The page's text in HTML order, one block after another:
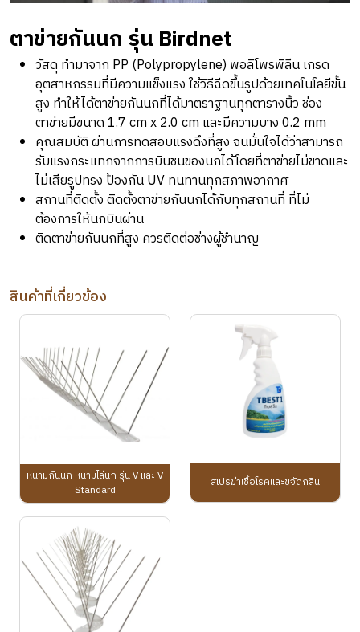
ตาข่ายกันนก รุ่น Birdnet
วัสดุ ทำมาจาก PP (Polypropylene) พอลิโพรพิลีน เกรด
อุตสาหกรรมที่มีความแข็งแรง ใช้วิธีฉีดขึ้นรูปด้วยเทคโนโลยีขั้น
สูง ทำให้ได้ตาข่ายกันนกที่ได้มาตราฐานทุกตารางนิ้ว ช่อง
ตาข่ายมีขนาด 1.7 cm x 2.0 cm และมีความบาง 0.2 mm
คุณสมบัติ ผ่านการทดสอบแรงดึงที่สูง จนมั่นใจได้ว่าสามารถ
รับแรงกระแทกจากการบินชนของนกได้โดยที่ตาข่ายไม่ขาดและ
ไม่เสียรูปทรง ป้องกัน UV ทนทานทุกสภาพอากาศ
สถานที่ติดตั้ง ติดตั้งตาข่ายกันนกได้กับทุกสถานที่ ที่ไม่
ต้องการให้นกบินผ่าน
ติดตาข่ายกันนกที่สูง ควรติดต่อช่างผู้ชำนาญ
สินค้าที่เกี่ยวข้อง
หนามกันนก หนามไล่นก รุ่น V และ V
Standard
สเปรฆ่าเชื้อโรคและขจัดกลิ่น